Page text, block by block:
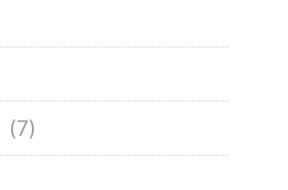
(7)